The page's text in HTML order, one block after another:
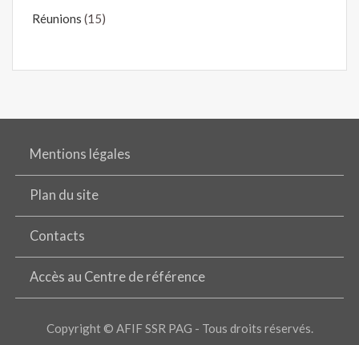
Réunions (15)
Mentions légales
Plan du site
Contacts
Accès au Centre de référence
Copyright © AFIF SSR PAG - Tous droits réservés.